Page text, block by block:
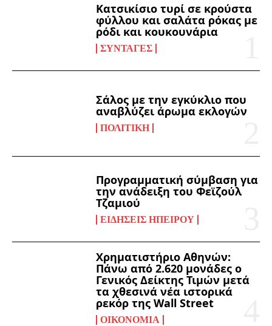
Κατσικίσιο τυρί σε κρούστα
φύλλου και σαλάτα ρόκας με
ρόδι και κουκουνάρια
ΣΥΝΤΑΓΈΣ
Σάλος με την εγκύκλιο που
αναβλύζει άρωμα εκλογών
ΠΟΛΙΤΙΚΉ
Προγραμματική σύμβαση για
την ανάδειξη του Φεϊζούλ
Τζαμιού
ΕΙΔΉΣΕΙΣ ΗΠΕΊΡΟΥ
Χρηματιστήριο Αθηνών:
Πάνω από 2.620 μονάδες ο
Γενικός Δείκτης Τιμών μετά
τα χθεσινά νέα ιστορικά
ρεκόρ της Wall Street
ΟΙΚΟΝΟΜΊΑ